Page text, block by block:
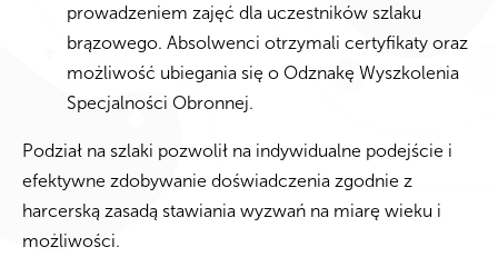
prowadzeniem zajęć dla uczestników szlaku
brązowego. Absolwenci otrzymali certyfikaty oraz
możliwość ubiegania się o Odznakę Wyszkolenia
Specjalności Obronnej.
Podział na szlaki pozwolił na indywidualne podejście i
efektywne zdobywanie doświadczenia zgodnie z
harcerską zasadą stawiania wyzwań na miarę wieku i
możliwości.